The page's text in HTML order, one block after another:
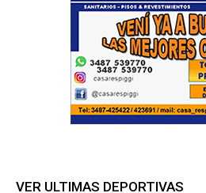
VER ULTIMAS DEPORTIVAS